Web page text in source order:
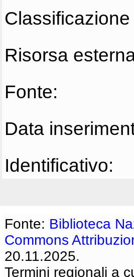
Risorsa
Fonte:
Data
Identificativo:
Fonte: Biblioteca
Commons
20.11.2025.
Termini regionali a